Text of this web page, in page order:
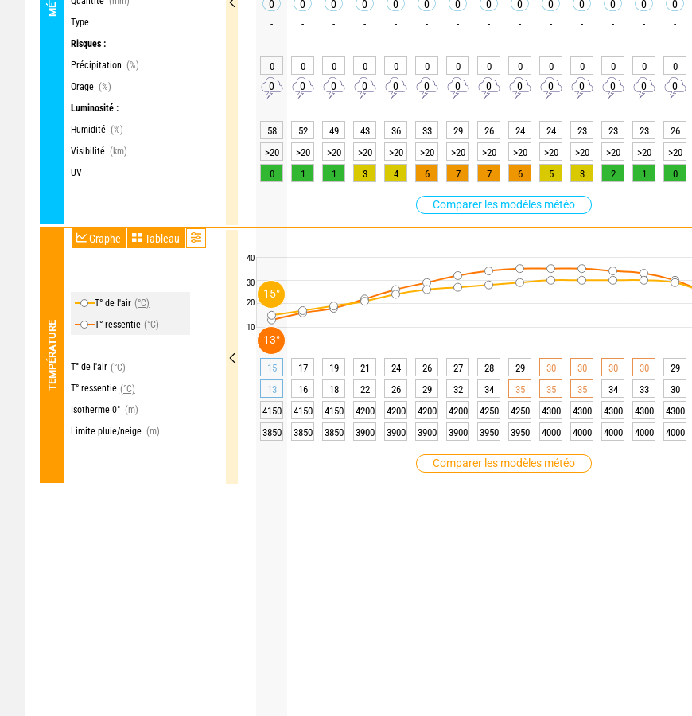
Type
Risques :
Précipitation (%)
Orage (%)
Luminosité :
Humidité (%)
Visibilité (km)
UV
Comparer les modèles météo
TEMPÉRATURE
Graphe Tableau
T° de l'air (°C)
T° ressentie (°C)
T° de l'air (°C)
T° ressentie (°C)
Isotherme 0° (m)
Limite pluie/neige (m)
Comparer les modèles météo
40
30
20
10
0 0 0 0 0 0 0 0 0 0 0 0 0 0
- - - - - - - - - - - - - -
0 0 0 0 0 0 0 0 0 0 0 0 0 0
0 0 0 0 0 0 0 0 0 0 0 0 0 0
58 52 49 43 36 33 29 26 24 24 23 23 23 26
>20
>20 >20 >20 >20 >20 >20 >20 >20 >20 >20 >20 >20 >20
0
1 1 3 4 6 7 7 6 5 3 2 1 0
15 17 19 21 24 26 27 28 29 30 30 30 30 29
13
16 18 22 26 29 32 34 35 35 35 34 33 30
4150
4150 4150 4200 4200 4200 4200 4250 4250 4300 4300 4300 4300 4300
3850
3850 3850 3900 3900 3900 3900 3950 3950 4000 4000 4000 4000 4000
15°
13°